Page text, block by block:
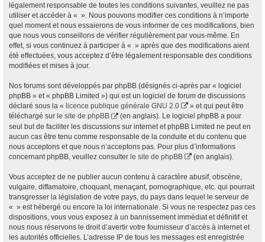
légalement responsable de toutes les conditions suivantes, veuillez ne pas
utiliser et accéder à « ». Nous pouvons modifier ces conditions à n’importe
quel moment et nous essaierons de vous informer de ces modifications, bien
que nous vous conseillons de vérifier régulièrement par vous-même. En
effet, si vous continuez à participer à « » après que des modifications aient
été effectuées, vous acceptez d’être légalement responsable des conditions
modifiées et mises à jour.
Nos forums sont développés par phpBB (désignés ci-après par « logiciel
phpBB » et « phpBB Limited ») qui est un logiciel de forum de discussions
déclaré sous la « licence publique générale GNU 2.0
» et qui peut être
téléchargé sur le site de phpBB
(en anglais). Le logiciel phpBB a pour
seul but de faciliter les discussions sur internet et phpBB Limited ne peut en
aucun cas être tenu comme responsable de la conduite et du contenu que
nous acceptons et que nous n’acceptons pas. Pour plus d’informations
concernant phpBB, veuillez consulter le site de phpBB (en anglais).
Vous acceptez de ne publier aucun contenu à caractère abusif, obscène,
vulgaire, diffamatoire, choquant, menaçant, pornographique, etc. qui pourrait
transgresser la législation de votre pays, du pays dans lequel le serveur de
« » est hébergé ou encore la loi internationale. Si vous ne respectez pas ces
dispositions, vous vous exposez à un bannissement immédiat et définitif et
nous nous réservons le droit d’avertir votre fournisseur d’accès à internet et
les autorités officielles. L’adresse IP de tous les messages est enregistrée